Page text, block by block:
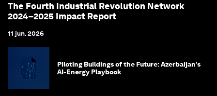
The Fourth Industrial Revolution Network
2024–2025 Impact Report
11 jun. 2026
Piloting Buildings of the Future: Azerbaijan’s
AI-Energy Playbook